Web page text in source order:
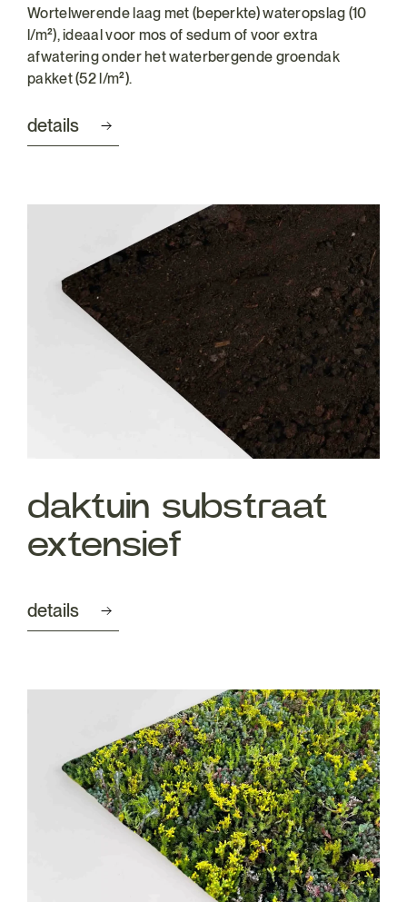
Wortelwerende laag met (beperkte) wateropslag (10
l/m²), ideaal voor mos of sedum of voor extra
afwatering onder het waterbergende groendak
pakket (52 l/m²).
details
daktuin substraat
extensief
details